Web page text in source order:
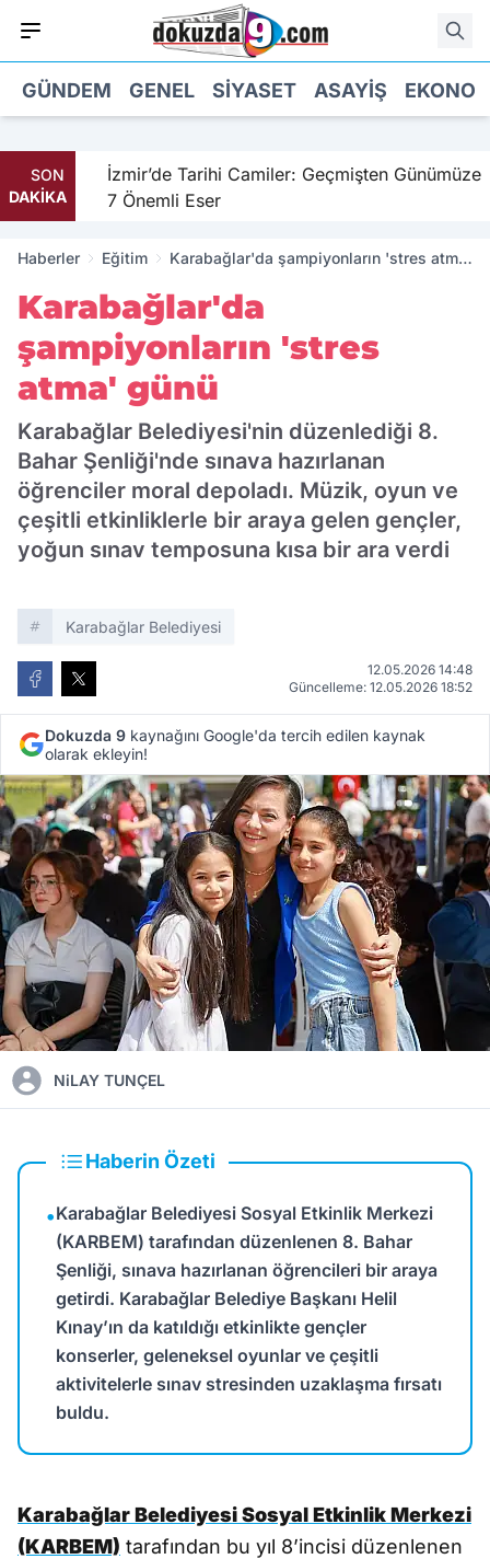
GÜNDEM GENEL SIYASET ASAYIŞ
SON
DAKİKA
İzmir’de Tarihi Camiler: Geçmişten Günümüze
7 Önemli Eser
Haberler Eğitim
Karabağlar'da şampiyonların 'stres atma'
Karabağlar'da
şampiyonların 'stres
atma' günü
Karabağlar Belediyesi'nin düzenlediği 8.
Bahar Şenliği'nde sınava hazırlanan
öğrenciler moral depoladı. Müzik, oyun ve
çeşitli etkinliklerle bir araya gelen gençler,
yoğun sınav temposuna kısa bir ara verdi
Karabağlar Belediyesi
12.05.2026 14:48
Güncelleme: 12.05.2026 18:52
Dokuzda 9 kaynağını Google'da tercih edilen kaynak
olarak ekleyin!
NiLAY TUNÇEL
Haberin Özeti
•Karabağlar Belediyesi Sosyal Etkinlik Merkezi
(KARBEM) tarafından düzenlenen 8. Bahar
Şenliği, sınava hazırlanan öğrencileri bir araya
getirdi. Karabağlar Belediye Başkanı Helil
Kınay’ın da katıldığı etkinlikte gençler
konserler, geleneksel oyunlar ve çeşitli
aktivitelerle sınav stresinden uzaklaşma fırsatı
buldu.
Karabağlar Belediyesi Sosyal Etkinlik Merkezi
(KARBEM) tarafından bu yıl 8’incisi düzenlenen